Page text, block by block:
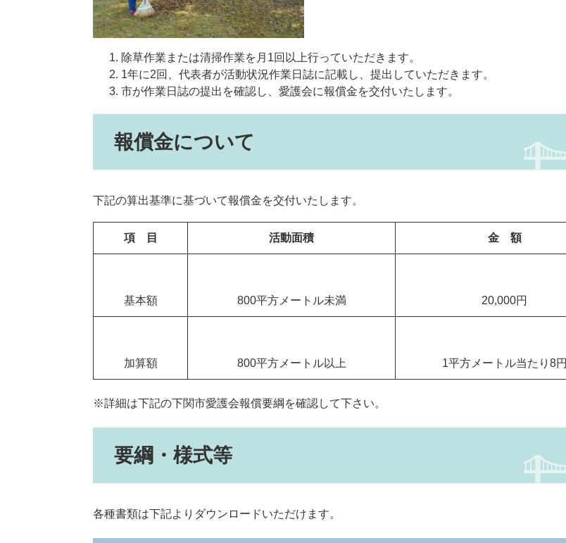
除草作業または清掃作業を月1回以上行っていただきます。
1年に2回、代表者が活動状況作業日誌に記載し、提出していただきます。
市が作業日誌の提出を確認し、愛護会に報償金を交付いたします。
報償金について
下記の算出基準に基づいて報償金を交付いたします。
項 目 活動面積 金 額
基本額 800平方メートル未満 20,000円
加算額 800平方メートル以上 1平方メートル当たり8円
※詳細は下記の下関市愛護会報償要綱を確認して下さい。
要綱・様式等
各種書類は下記よりダウンロードいただけます。